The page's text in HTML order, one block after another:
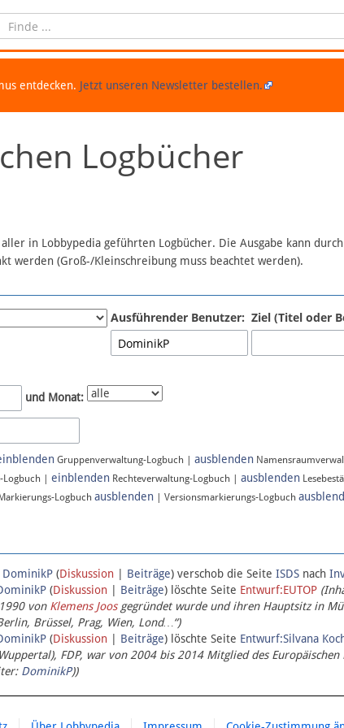
entdecken. Jetzt unseren Newsletter bestellen.
Logbücher
in Lobbypedia geführten Logbücher. Die Ausgabe kann
werden (Groß-/Kleinschreibung muss beachtet werden).
Ausführender Benutzer: Ziel (Titel oder
und Monat:
Gruppenverwaltung-Logbuch | ausblenden
Logbuch | einblenden Rechteverwaltung-Logbuch | ausblenden
Logbuch ausblenden | Versionsmarkierungs-Logbuch
DominikP (Diskussion | Beiträge) verschob die Seite ISDS nach
(Diskussion | Beiträge) löschte Seite Entwurf:EUTOP
von Klemens Joosgegründet wurde und ihren Hauptsitz in
Brüssel, Prag, Wien, Lond…“)
(Diskussion | Beiträge) löschte Seite Entwurf:Silvana
FDP, war von 2004 bis 2014 Mitglied des
DominikP))